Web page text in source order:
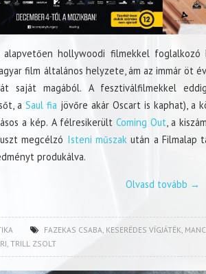
alapvetően hollywoodi filmekkel
film általános helyzete, ám az immár öt
saját magából. A fesztiválfilmekkel
aSaul fia jövőre akár Oscart is kaphat), a
a kép. A félresikerült Coming Out, a
megcélzó Isteni műszakután a Filmalap
produkálva.
Olvasd tovább →
FAZEKAS CSABA, KESERÉDES VÍGJÁTÉK,
, TRILL ZSOLT